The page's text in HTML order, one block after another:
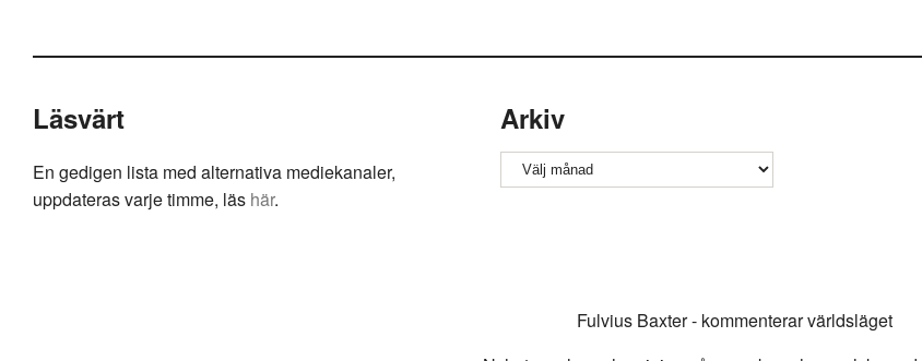
Läsvärt
En gedigen lista med alternativa mediekanaler,
uppdateras varje timme, läs här.
Arkiv
Arkiv
Fulvius Baxter - kommenterar världsläget